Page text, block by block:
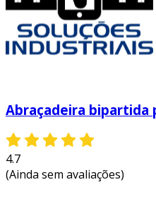
Abraçadeira bipartida
4.7
(Ainda sem avaliações)